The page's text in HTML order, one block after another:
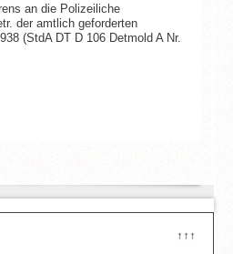
↑↑↑
an die Polizeiliche
der amtlich geforderten
(StdA DT D 106 Detmold A Nr.